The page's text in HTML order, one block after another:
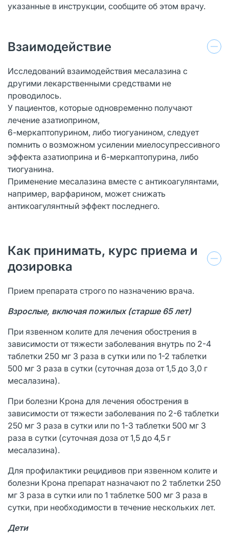
указанные в инструкции, сообщите об этом врачу.
Взаимодействие
Исследований взаимодействия месалазина с
другими лекарственными средствами не
проводилось.
У пациентов, которые одновременно получают
лечение азатиоприном,
6-меркаптопурином, либо тиогуанином, следует
помнить о возможном усилении миелосупрессивного
эффекта азатиоприна и 6-меркаптопурина, либо
тиогуанина.
Применение месалазина вместе с антикоагулянтами,
например, варфарином, может снижать
антикоагулянтный эффект последнего.
Как принимать, курс приема и
дозировка
Прием препарата строго по назначению врача.
Взрослые, включая пожилых (старше 65 лет)
При язвенном колите для лечения обострения в
зависимости от тяжести заболевания внутрь по 2-4
таблетки 250 мг 3 раза в сутки или по 1-2 таблетки
500 мг 3 раза в сутки (суточная доза от 1,5 до 3,0 г
месалазина).
При болезни Крона для лечения обострения в
зависимости от тяжести заболевания по 2-6 таблетки
250 мг 3 раза в сутки или по 1-3 таблетки 500 мг 3
раза в сутки (суточная доза от 1,5 до 4,5 г
месалазина).
Для профилактики рецидивов при язвенном колите и
болезни Крона препарат назначают по 2 таблетки 250
мг 3 раза в сутки или по 1 таблетке 500 мг 3 раза в
сутки, при необходимости в течение нескольких лет.
Дети